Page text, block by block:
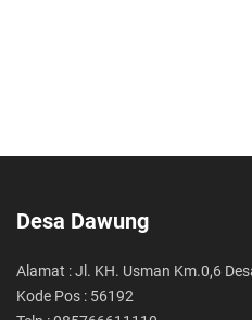
Desa Dawung
Alamat : Jl. KH. Usman Km.0,6
Kode Pos : 56192